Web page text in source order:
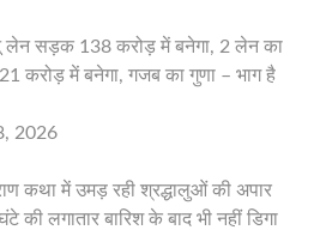
लेन सड़क 138 करोड़ में बनेगा, 2 लेन का
करोड़ में बनेगा, गजब का गुणा – भाग है
2026
कथा में उमड़ रही श्रद्धालुओं की अपार
की लगातार बारिश के बाद भी नहीं डिगा